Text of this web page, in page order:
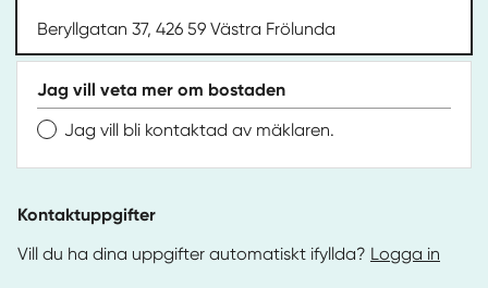
Beryllgatan 37, 426 59 Västra Frölunda
Jag vill veta mer om bostaden
Jag vill bli kontaktad av mäklaren.
Kontaktuppgifter
Vill du ha dina uppgifter automatiskt ifyllda? Logga in